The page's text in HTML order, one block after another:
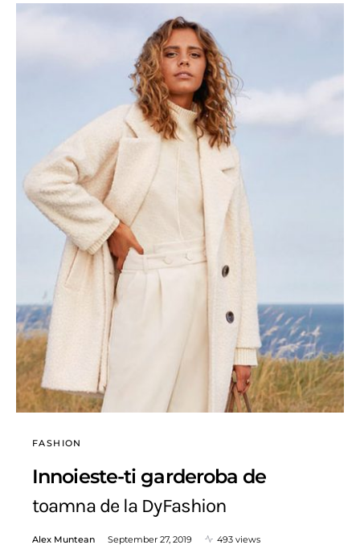
FASHION
Innoieste-ti garderoba de
toamna de la DyFashion
Alex Muntean September 27, 2019
493 views